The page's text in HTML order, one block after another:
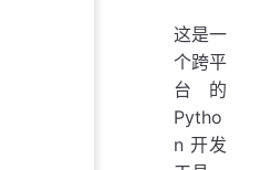
这是一
个跨平
台的
Pytho
n 开发